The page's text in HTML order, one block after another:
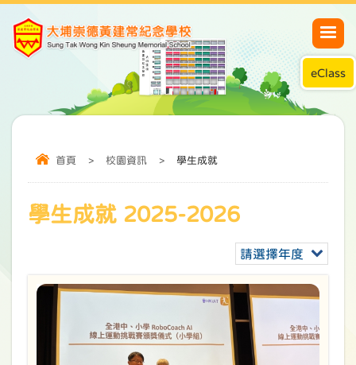
eClass
首頁 > 校園資訊 > 學生成就
學生成就 2025-2026
請選擇年度